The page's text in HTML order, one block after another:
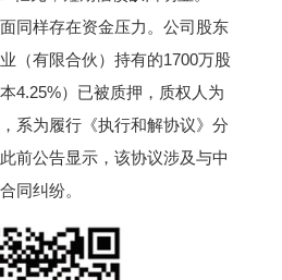
同样存在资金压力。公司股东
（有限合伙）持有的1700万股
4.25%）已被质押，质权人为
系为履行《执行和解协议》分
前公告显示，该协议涉及与中
同纠纷。